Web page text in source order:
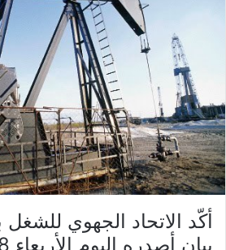
أكّد الاتحاد الجهوي